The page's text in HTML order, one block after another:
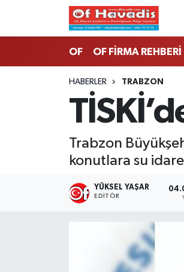
OF OF FİRMA REHBERİ
HABERLER TRABZON
Trabzon
konutlara su
YÜKSEL YAŞAR
EDITÖR
Trabzon Nöbetçi Eczaneler
Trabzon Namaz Vakitleri
Trabzon Trafik Yoğunluk
Süper Lig Puan Durumu ve
Tüm Manşetler